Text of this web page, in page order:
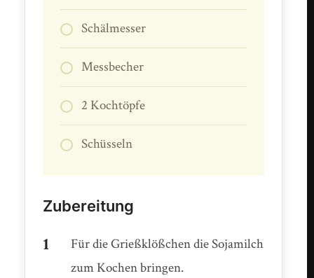
Schälmesser
Messbecher
2 Kochtöpfe
Schüsseln
Zubereitung
Für die Grießklößchen die Sojamilch
zum Kochen bringen.